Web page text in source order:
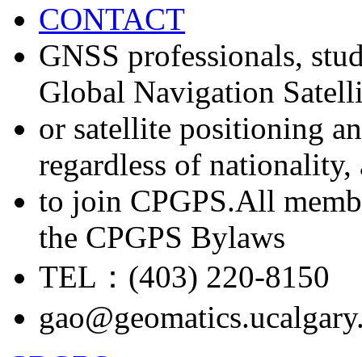
CONTACT
GNSS professionals,
Global Navigation
or satellite positioning
regardless of nationality,
to join CPGPS.All
the CPGPS Bylaws
TEL：(403) 220-8150